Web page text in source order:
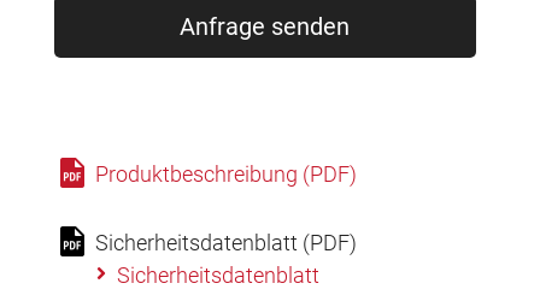
Anfrage senden
Produktbeschreibung (PDF)
Sicherheitsdatenblatt (PDF)
Sicherheitsdatenblatt